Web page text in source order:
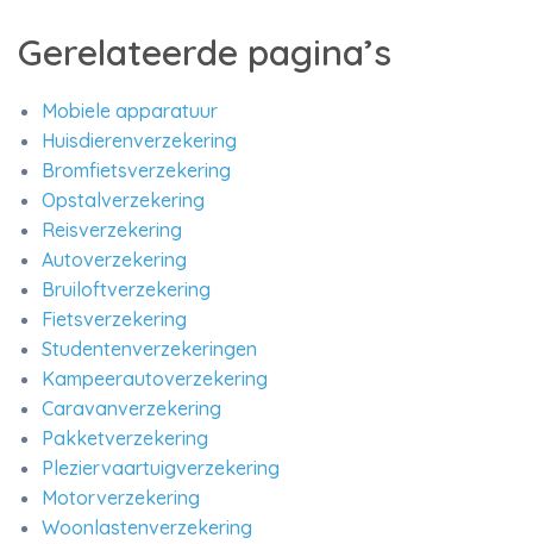
Gerelateerde pagina’s
Mobiele apparatuur
Huisdierenverzekering
Bromfietsverzekering
Opstalverzekering
Reisverzekering
Autoverzekering
Bruiloftverzekering
Fietsverzekering
Studentenverzekeringen
Kampeerautoverzekering
Caravanverzekering
Pakketverzekering
Pleziervaartuigverzekering
Motorverzekering
Woonlastenverzekering